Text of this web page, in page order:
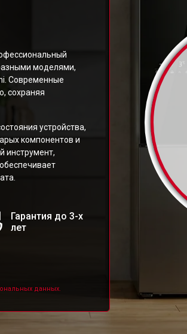
моделями,
Современные
сохраняя
устройства,
компонентов и
инструмент,
Гарантия до 3-х
лет
данных.